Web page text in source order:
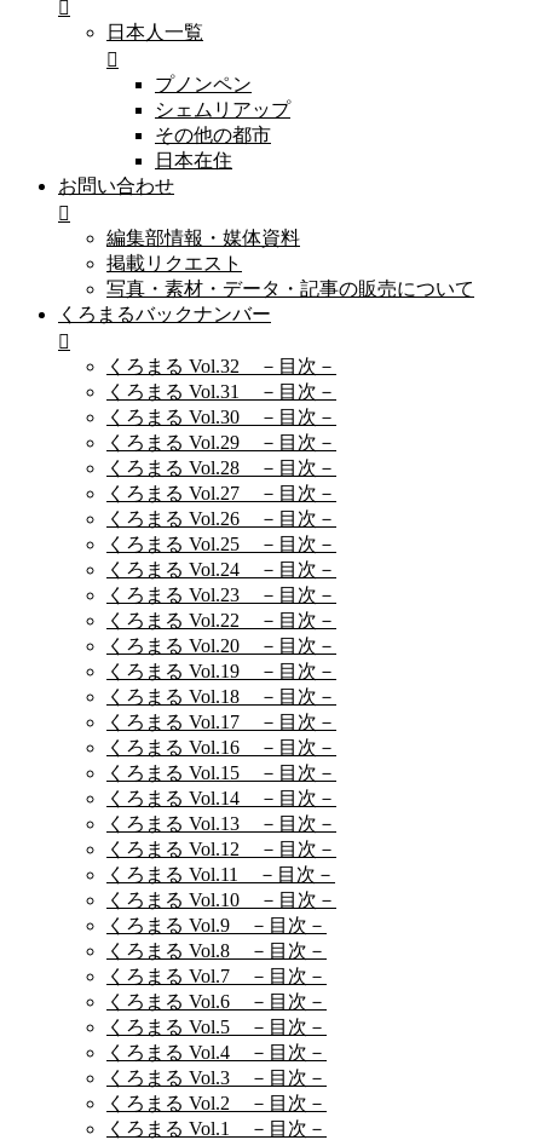
日本人一覧
プノンペン
シェムリアップ
その他の都市
日本在住
お問い合わせ
編集部情報・媒体資料
掲載リクエスト
写真・素材・データ・記事の販売について
くろまるバックナンバー
くろまる Vol.32 －目次－
くろまる Vol.31 －目次－
くろまる Vol.30 －目次－
くろまる Vol.29 －目次－
くろまる Vol.28 －目次－
くろまる Vol.27 －目次－
くろまる Vol.26 －目次－
くろまる Vol.25 －目次－
くろまる Vol.24 －目次－
くろまる Vol.23 －目次－
くろまる Vol.22 －目次－
くろまる Vol.20 －目次－
くろまる Vol.19 －目次－
くろまる Vol.18 －目次－
くろまる Vol.17 －目次－
くろまる Vol.16 －目次－
くろまる Vol.15 －目次－
くろまる Vol.14 －目次－
くろまる Vol.13 －目次－
くろまる Vol.12 －目次－
くろまる Vol.11 －目次－
くろまる Vol.10 －目次－
くろまる Vol.9 －目次－
くろまる Vol.8 －目次－
くろまる Vol.7 －目次－
くろまる Vol.6 －目次－
くろまる Vol.5 －目次－
くろまる Vol.4 －目次－
くろまる Vol.3 －目次－
くろまる Vol.2 －目次－
くろまる Vol.1 －目次－